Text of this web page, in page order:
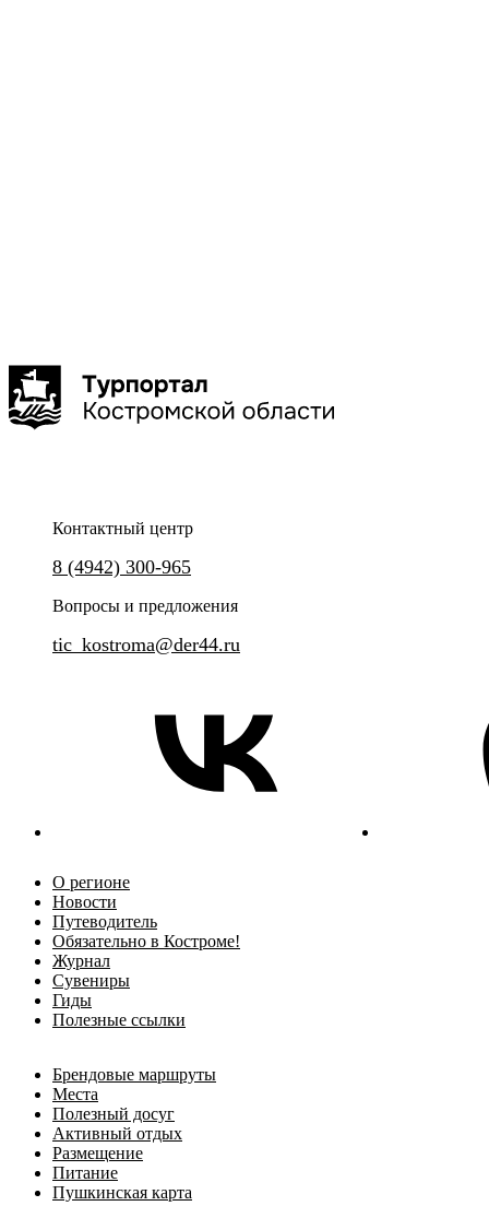
Контактный центр
8 (4942) 300-965
Вопросы и предложения
tic_kostroma@der44.ru
О регионе
Новости
Путеводитель
Обязательно в Костроме!
Журнал
Сувениры
Гиды
Полезные ссылки
Брендовые маршруты
Места
Полезный досуг
Активный отдых
Размещение
Питание
Пушкинская карта